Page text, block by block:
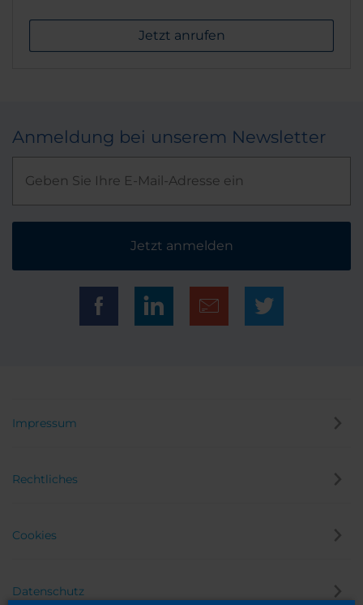
Jetzt anrufen
Anmeldung bei unserem Newsletter
Jetzt anmelden
Impressum
Rechtliches
Cookies
Datenschutz